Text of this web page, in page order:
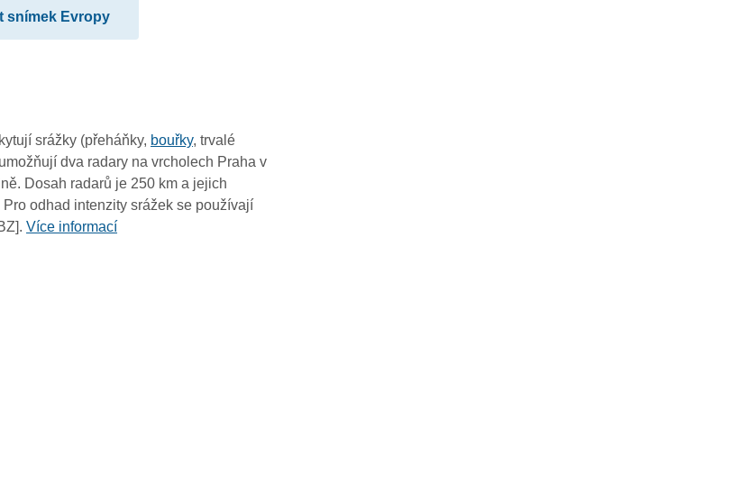
00:20
00:10
00:00
snímek Evropy
srážky (přeháňky, bouřky, trvalé
dva radary na vrcholech Praha v
Dosah radarů je 250 km a jejich
odhad intenzity srážek se používají
Více informací